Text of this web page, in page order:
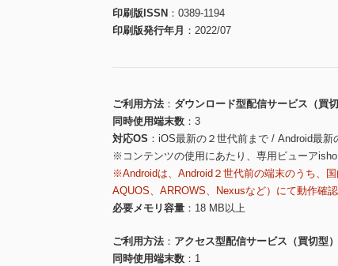
印刷版ISSN
0389-1194
印刷版発行年月
2022/07
ご利用方法
ダウンロード型配信サービス（買切
同時使用端末数
3
対応OS
iOS最新の２世代前まで / Android最新
※コンテンツの使用にあたり、専用ビューア
※Androidは、Android２世代前の端末のうち、
AQUOS、ARROWS、Nexusなど）にて動作確
必要メモリ容量
18 MB以上
ご利用方法
アクセス型配信サービス（買切型）
同時使用端末数
1